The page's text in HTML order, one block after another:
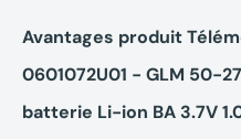
Avantages produit
0601072U01 - GLM 50-
batterie Li-ion BA 3.7V